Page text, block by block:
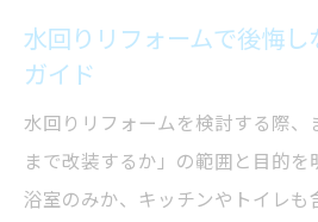
水回りリフォームで後悔
ガイド
水回りリフォームを検討する際、
まで改装するか」の範囲と目的を
浴室のみか、キッチンやトイレも